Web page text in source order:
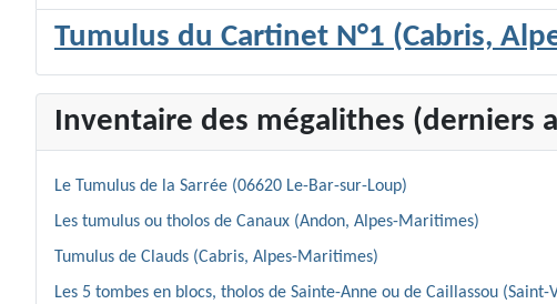
Tumulus du Cartinet N°1 (Cabris,
Inventaire des mégalithes (derniers
Le Tumulus de la Sarrée (06620 Le-Bar-sur-Loup)
Les tumulus ou tholos de Canaux (Andon, Alpes-Maritimes)
Tumulus de Clauds (Cabris, Alpes-Maritimes)
Les 5 tombes en blocs, tholos de Sainte-Anne ou de Caillassou